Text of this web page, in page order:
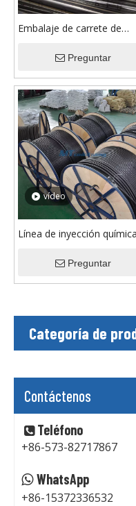
Embalaje de carrete de
soldado de aleación 825
Preguntar
vídeo
Línea de inyección química
S32205/32750 ASTM A789
Preguntar
Categoría de
Contáctenos
 Teléfono
+86-573-82717867
 WhatsApp
+86-15372336532